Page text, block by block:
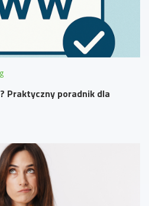
Praktyczny poradnik dla